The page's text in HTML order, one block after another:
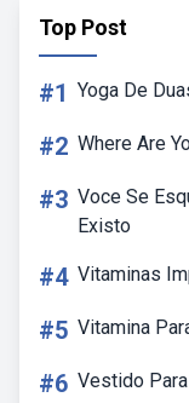
Top Post
#1 Yoga De
#2 Where Are
#3 Voce Se
Existo
#4 Vitaminas
#5 Vitamina
#6 Vestido